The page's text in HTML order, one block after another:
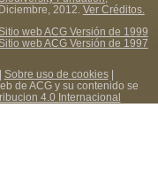
Diciembre, 2012. Ver Créditos.
web ACG Versión de 1999
web ACG Versión de 1997
Sobre uso de cookies|
de ACG y su contenido se
4.0 Internacional